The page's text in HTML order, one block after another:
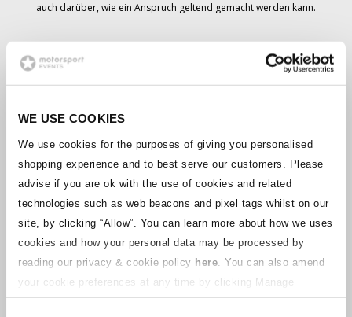
WE USE COOKIES
We use cookies for the purposes of giving you personalised
shopping experience and to best serve our customers. Please
advise if you are ok with the use of cookies and related
technologies such as web beacons and pixel tags whilst on our
site, by clicking “Allow”. You can learn more about how we uses
cookies and how your personal data may be processed by
reading our privacy & cookie policy here . You can also amend
your cookie preferences at any time by clicking Manage
Cookies in the footer of this site.
auch darüber, wie ein Anspruch geltend gemacht werden kann.
Sie haben eine Stornierungsmitteilung
bezüglich Ihrer Ticketbestellung erhalten, Ihre Buchung wurde nicht
storniert und es wird erwartet, dass Sie die von Ihnen bestellten
Unternehmens arbeitet mit den Lieferanten zusammen, um
Sollte sich der Status einzelner Buchungen ändern, wurden
Vorkehrungen getroffen, um Sie so schnell wie möglich zu
benachrichtigen. Zusätzliche Hinweise für Ticketinhaber werden auf
dieser Webseite veröffentlicht, sobald Informationen verfügbar
sind. Wir werden denjenigen mit gültigen Tickets auch eine neue E-
Mail-Adresse für den Kundenservice zur Verfügung stellen, die von
einem verbundenen Unternehmen verwaltet wird. Crowe U.K. LLP
kann keine Fragen zum Ticketvorgang und zum Zeitpunkt der